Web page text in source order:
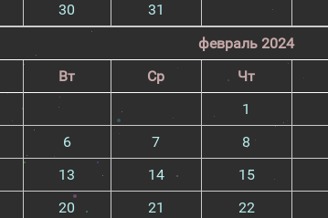
30
31
февраль 2024
Вт Ср Чт
1
6 7 8
13 14 15
20 21 22